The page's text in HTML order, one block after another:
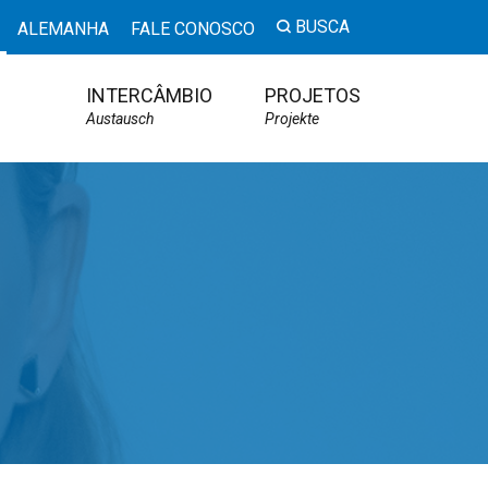
ALEMANHA FALE CONOSCO BUSCA
INTERCÂMBIO
Austausch
PROJETOS
Projekte